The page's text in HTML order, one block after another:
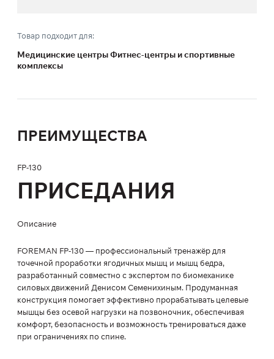
Товар подходит для:
Медицинские центры Фитнес-центры и спортивные
комплексы
ПРЕИМУЩЕСТВА
FP-130
ПРИСЕДАНИЯ
Описание
FOREMAN FP-130 — профессиональный тренажёр для
точечной проработки ягодичных мышц и мышц бедра,
разработанный совместно с экспертом по биомеханике
силовых движений Денисом Семенихиным. Продуманная
конструкция помогает эффективно прорабатывать целевые
мышцы без осевой нагрузки на позвоночник, обеспечивая
комфорт, безопасность и возможность тренироваться даже
при ограничениях по спине.